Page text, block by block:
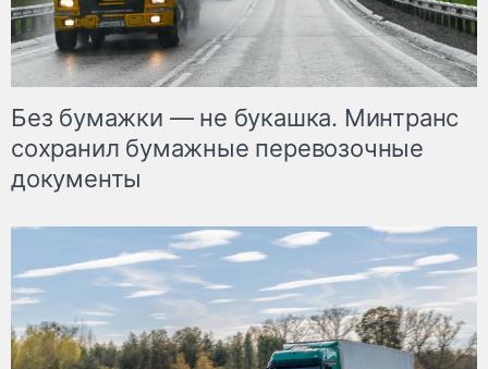
Без бумажки — не букашка. Минтранс
сохранил бумажные перевозочные
документы